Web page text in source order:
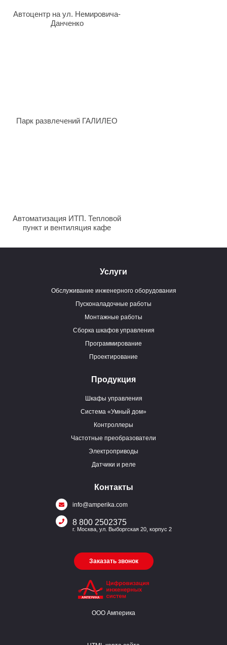
Автоцентр на ул. Немировича-
Данченко
Парк развлечений ГАЛИЛЕО
Автоматизация ИТП. Тепловой
пункт и вентиляция кафе
ООО Амперика
Услуги
Обслуживание инженерного оборудования
Пусконаладочные работы
Монтажные работы
Сборка шкафов управления
Программирование
Проектирование
Продукция
Шкафы управления
Система «Умный дом»
Контроллеры
Частотные преобразователи
Электроприводы
Датчики и реле
Контакты
info@amperika.com
8 800 2502375
г. Москва, ул. Выборгская 20, корпус 2
Заказать звонок